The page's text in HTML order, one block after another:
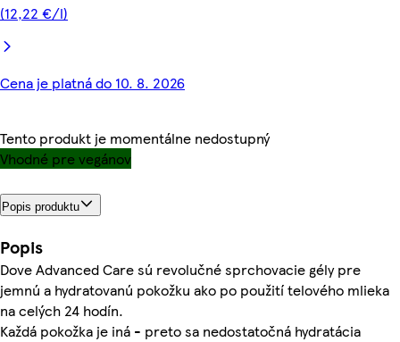
(12,22 €/l)
Cena je platná do 10. 8. 2026
Tento produkt je momentálne nedostupný
Vhodné pre vegánov
Popis produktu
Popis
Dove Advanced Care sú revolučné sprchovacie gély pre
jemnú a hydratovanú pokožku ako po použití telového mlieka
na celých 24 hodín.
Každá pokožka je iná - preto sa nedostatočná hydratácia